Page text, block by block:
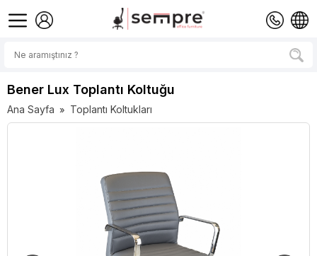
Bener Lux Toplantı Koltuğu
Ana Sayfa » Toplantı Koltukları